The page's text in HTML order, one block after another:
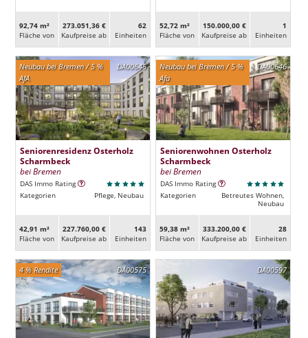
92,74 m²
Fläche von
273.051,36 €
Kaufpreise ab
62
Ein­heiten
52,72 m²
Fläche von
150.000,00 €
Kaufpreise ab
1
Ein­heiten
DA00645
Neubau bei Bremen / 5 %
AfA
Seniorenresidenz Osterholz
Scharmbeck
bei Bremen
DAS Immo Rating
Kategorien
Pflege, Neubau
42,91 m²
Fläche von
227.760,00 €
Kaufpreise ab
143
Ein­heiten
DA00646
Neubau bei Bremen / 5 %
Afa
Seniorenwohnen Osterholz
Scharmbeck
bei Bremen
DAS Immo Rating
Kategorien
Betreutes Wohnen,
Neubau
59,38 m²
Fläche von
333.200,00 €
Kaufpreise ab
28
Ein­heiten
DA00575
4 % Rendite DA00597